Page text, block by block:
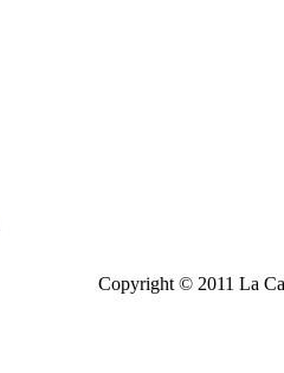
Copyright © 2011 La